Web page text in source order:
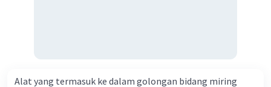
Alat yang termasuk ke dalam golongan bidang miring